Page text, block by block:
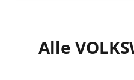
Alle